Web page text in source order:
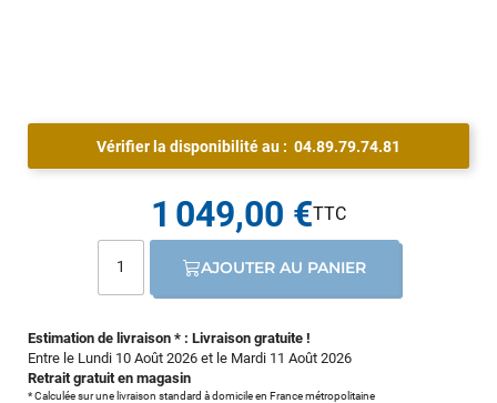
Vérifier la disponibilité au : 04.89.79.74.81
Estimation de livraison * : Livraison gratuite !
Entre le Lundi 10 Août 2026 et le Mardi 11 Août 2026
Retrait gratuit en magasin
* Calculée sur une livraison standard à domicile en France métropolitaine
1 049,00 €
AJOUTER AU PANIER